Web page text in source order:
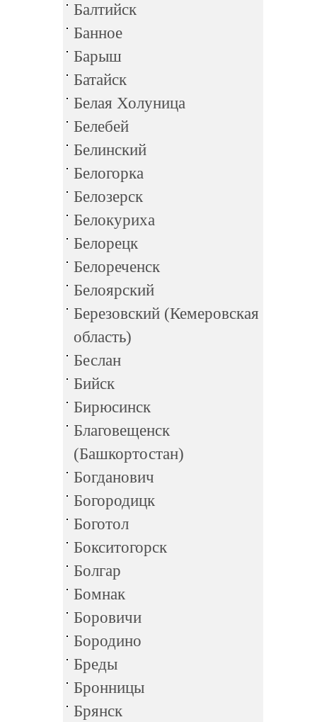
Балтийск
Банное
Барыш
Батайск
Белая Холуница
Белебей
Белинский
Белогорка
Белозерск
Белокуриха
Белорецк
Белореченск
Белоярский
Березовский (Кемеровская
область)
Беслан
Бийск
Бирюсинск
Благовещенск
(Башкортостан)
Богданович
Богородицк
Боготол
Бокситогорск
Болгар
Бомнак
Боровичи
Бородино
Бреды
Бронницы
Брянск